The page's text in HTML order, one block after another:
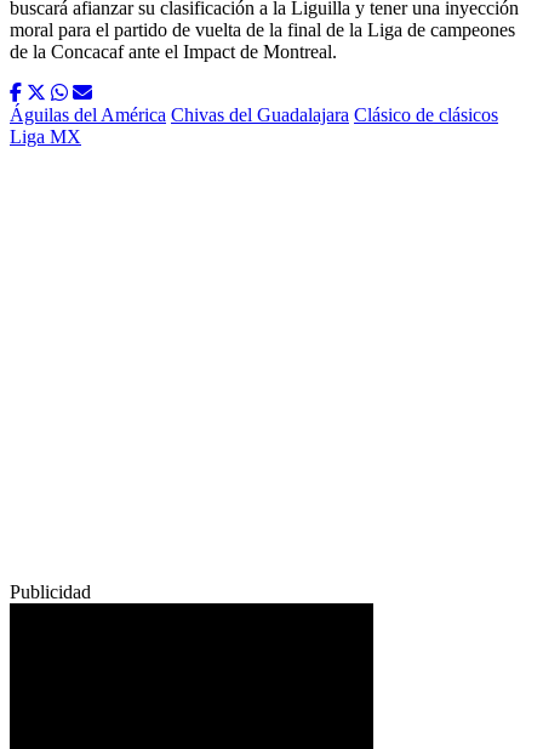
buscará afianzar su clasificación a la Liguilla y tener una inyección
moral para el partido de vuelta de la final de la Liga de campeones
de la Concacaf ante el Impact de Montreal.
Águilas del América Chivas del Guadalajara Clásico de clásicos
Liga MX
Publicidad